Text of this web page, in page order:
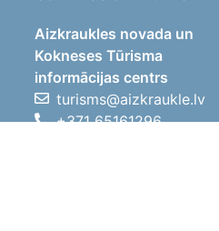
Aizkraukles novada un
Kokneses Tūrisma
informācijas centrs
turisms@aizkraukle.lv
+371 65161296